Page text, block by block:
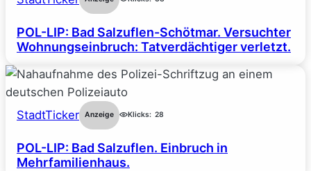
POL-LIP: Bad Salzuflen-Schötmar. Versuchter
Wohnungseinbruch: Tatverdächtiger verletzt.
StadtTicker Anzeige Klicks: 28
POL-LIP: Bad Salzuflen. Einbruch in
Mehrfamilienhaus.